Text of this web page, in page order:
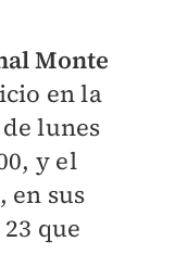
Monte
en la
lunes
y el
en sus
que